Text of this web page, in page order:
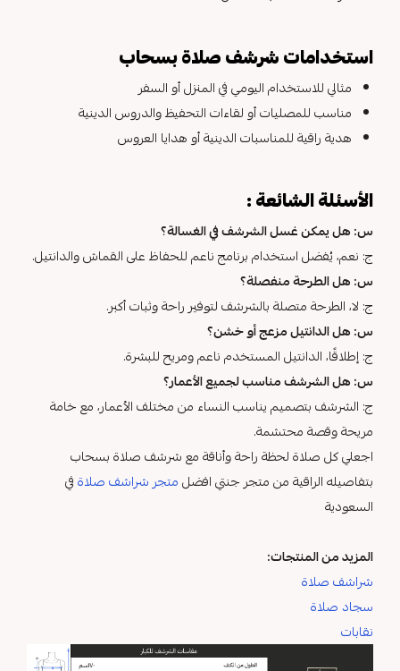
استخدامات شرشف صلاة بسحاب
مثالي للاستخدام اليومي في المنزل أو السفر
مناسب للمصليات أو لقاءات التحفيظ والدروس الدينية
هدية راقية للمناسبات الدينية أو هدايا العروس
الأسئلة الشائعة :
س: هل يمكن غسل الشرشف في الغسالة؟
ج: نعم، يُفضل استخدام برنامج ناعم للحفاظ على القماش والدانتيل.
س: هل الطرحة منفصلة؟
ج: لا، الطرحة متصلة بالشرشف لتوفير راحة وثبات أكبر.
س: هل الدانتيل مزعج أو خشن؟
ج: إطلاقًا، الدانتيل المستخدم ناعم ومريح للبشرة.
س: هل الشرشف مناسب لجميع الأعمار؟
ج: الشرشف بتصميم يناسب النساء من مختلف الأعمار، مع خامة
مريحة وقصة محتشمة.
اجعلي كل صلاة لحظة راحة وأناقة مع شرشف صلاة بسحاب
بتفاصيله الراقية من متجر جنتي افضلمتجر شراشف صلاةفي
السعودية
المزيد من المنتجات:
شراشف صلاة
سجاد صلاة
نقابات